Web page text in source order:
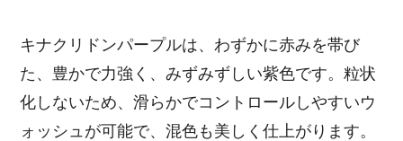
キナクリドンパープルは、わずかに赤みを帯び
た、豊かで力強く、みずみずしい紫色です。粒状
化しないため、滑らかでコントロールしやすいウ
ォッシュが可能で、混色も美しく仕上がります。